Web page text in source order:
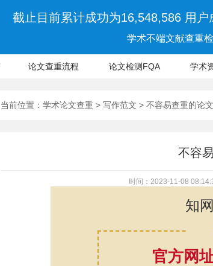
截止目前累计成功为16,548,586 用户
学术不端文献查重
论文查重流程 论文检测FQA 学术
当前位置： 学术论文查重 > 写作范文 > 不容易查重的论
不容
时间：2023-11-08
知
官方网